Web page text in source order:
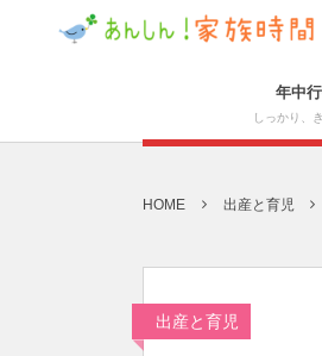
年中
しっかり、
HOME 出産と育児
出産と育児